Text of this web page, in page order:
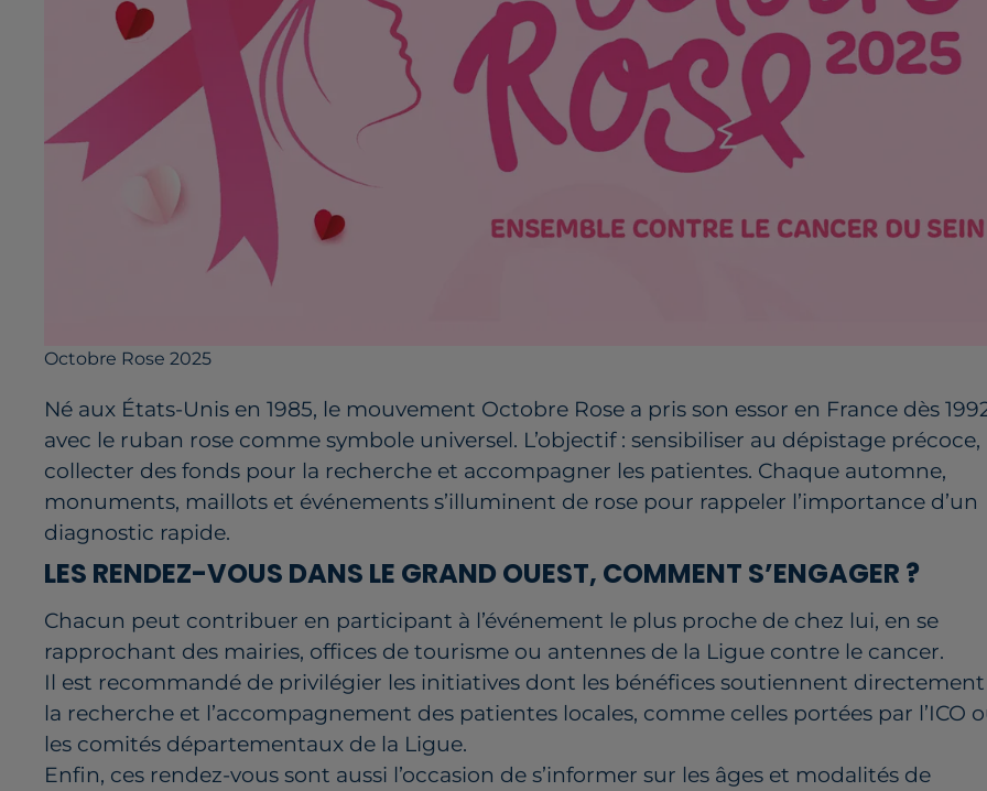
Octobre Rose 2025
Né aux États-Unis en 1985, le mouvement Octobre Rose a pris son essor en France dès
avec le ruban rose comme symbole universel. L’objectif : sensibiliser au dépistage précoce,
collecter des fonds pour la recherche et accompagner les patientes. Chaque automne,
monuments, maillots et événements s’illuminent de rose pour rappeler l’importance d’un
diagnostic rapide.
LES RENDEZ-VOUS DANS LE GRAND OUEST, COMMENT S’ENGAGER ?
Chacun peut contribuer en participant à l’événement le plus proche de chez lui, en se
rapprochant des mairies, offices de tourisme ou antennes de la Ligue contre le cancer.
Il est recommandé de privilégier les initiatives dont les bénéfices soutiennent directement
la recherche et l’accompagnement des patientes locales, comme celles portées par l’ICO
les comités départementaux de la Ligue.
Enfin, ces rendez-vous sont aussi l’occasion de s’informer sur les âges et modalités de